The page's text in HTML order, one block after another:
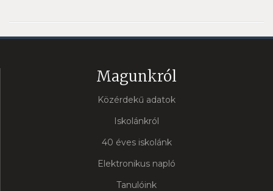
Magunkról
Közérdekű adatok
Iskolánkról
40 éves iskolánk
Elektronikus napló
Tanulóink